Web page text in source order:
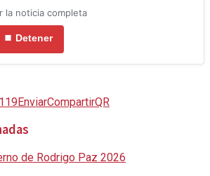
la noticia completa
⏹ Detener
119EnviarCompartirQR